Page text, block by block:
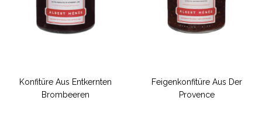
Konfitüre Aus Entkernten
Brombeeren
Feigenkonfitüre Aus Der
Provence